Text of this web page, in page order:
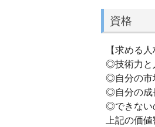
資格
【求める人
◎技術力と
◎自分の市
◎自分の成
◎できない
上記の価